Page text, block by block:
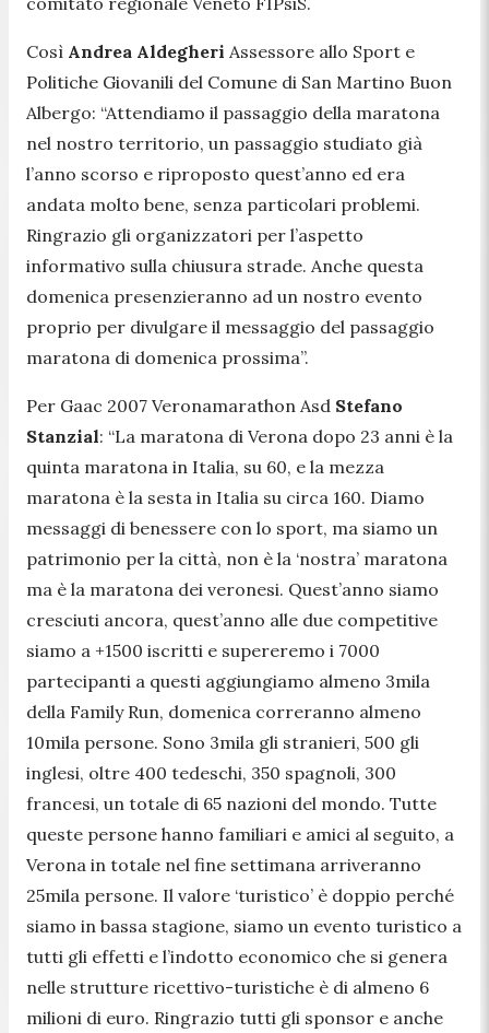
Così Andrea Aldegheri Assessore allo Sport e
Politiche Giovanili del Comune di San Martino Buon
Albergo: “Attendiamo il passaggio della maratona
nel nostro territorio, un passaggio studiato già
l’anno scorso e riproposto quest’anno ed era
andata molto bene, senza particolari problemi.
Ringrazio gli organizzatori per l’aspetto
informativo sulla chiusura strade. Anche questa
domenica presenzieranno ad un nostro evento
proprio per divulgare il messaggio del passaggio
maratona di domenica prossima”.
Per Gaac 2007 Veronamarathon Asd Stefano
Stanzial: “La maratona di Verona dopo 23 anni è la
quinta maratona in Italia, su 60, e la mezza
maratona è la sesta in Italia su circa 160. Diamo
messaggi di benessere con lo sport, ma siamo un
patrimonio per la città, non è la ‘nostra’ maratona
ma è la maratona dei veronesi. Quest’anno siamo
cresciuti ancora, quest’anno alle due competitive
siamo a +1500 iscritti e supereremo i 7000
partecipanti a questi aggiungiamo almeno 3mila
della Family Run, domenica correranno almeno
10mila persone. Sono 3mila gli stranieri, 500 gli
inglesi, oltre 400 tedeschi, 350 spagnoli, 300
francesi, un totale di 65 nazioni del mondo. Tutte
queste persone hanno familiari e amici al seguito, a
Verona in totale nel fine settimana arriveranno
25mila persone. Il valore ‘turistico’ è doppio perché
siamo in bassa stagione, siamo un evento turistico a
tutti gli effetti e l’indotto economico che si genera
nelle strutture ricettivo-turistiche è di almeno 6
milioni di euro. Ringrazio tutti gli sponsor e anche